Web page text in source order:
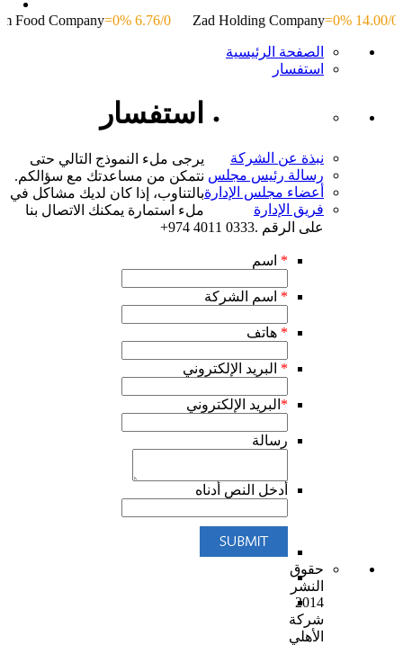
Food Company=0% 6.76/0 Zad Holding Company=0% 14.00/0
الصفحة الرئيسية
استفسار
نبذة عن الشركة
رسالة رئيس مجلس
أعضاء مجلس الإدارة
فريق الإدارة
استفسار
يرجى ملء النموذج التالي حتى
نتمكن من مساعدتك مع سؤالكم.
بالتناوب، إذا كان لديك مشاكل في
ملء استمارة يمكنك الاتصال بنا
على الرقم +974 4011 0333.
* اسم
* اسم الشركة
* هاتف
* البريد الإلكتروني
* البريد الإلكتروني
رسالة
أدخل النص أدناه
حقوق
النشر
2014
شركة
الأهلي